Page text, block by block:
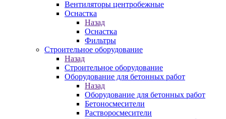
Вентиляторы центробежные
Оснастка
Назад
Оснастка
Фильтры
Строительное оборудование
Назад
Строительное оборудование
Оборудование для бетонных работ
Назад
Оборудование для бетонных работ
Бетоносмесители
Растворосмесители